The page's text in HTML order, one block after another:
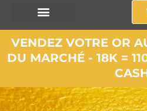
VENDEZ VOTRE OR
DU MARCHÉ - 18K =